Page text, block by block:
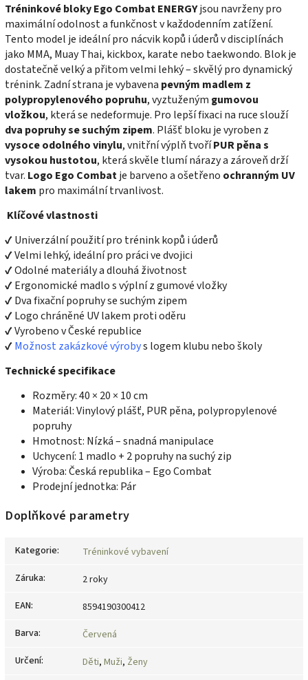
Tréninkové bloky Ego Combat ENERGYjsou navrženy pro
maximální odolnost a funkčnost v každodenním zatížení.
Tento model je ideální pro nácvik kopů i úderů v disciplínách
jako MMA, Muay Thai, kickbox, karate nebo taekwondo. Blok je
dostatečně velký a přitom velmi lehký – skvělý pro dynamický
trénink. Zadní strana je vybavena pevným madlem z
polypropylenového popruhu, vyztuženým gumovou
vložkou, která se nedeformuje. Pro lepší fixaci na ruce slouží
dva popruhy se suchým zipem. Plášť bloku je vyroben z
vysoce odolného vinylu, vnitřní výplň tvoříPUR pěna s
vysokou hustotou, která skvěle tlumí nárazy a zároveň drží
tvar. Logo Ego Combatje barveno a ošetřeno ochranným UV
lakem pro maximální trvanlivost.
Klíčové vlastnosti
✔ Univerzální použití pro trénink kopů i úderů
✔ Velmi lehký, ideální pro práci ve dvojici
✔ Odolné materiály a dlouhá životnost
✔ Ergonomické madlo s výplní z gumové vložky
✔ Dva fixační popruhy se suchým zipem
✔ Logo chráněné UV lakem proti oděru
✔ Vyrobeno v České republice
✔Možnost zakázkové výrobys logem klubu nebo školy
Technické specifikace
Rozměry: 40 × 20 × 10 cm
Materiál: Vinylový plášť, PUR pěna, polypropylenové
popruhy
Hmotnost: Nízká – snadná manipulace
Uchycení: 1 madlo + 2 popruhy na suchý zip
Výroba: Česká republika – Ego Combat
Prodejní jednotka: Pár
Doplňkové parametry
Kategorie:
Tréninkové vybavení
Záruka:
2 roky
EAN:
8594190300412
Barva:
Červená
Určení: Děti, Muži, Ženy